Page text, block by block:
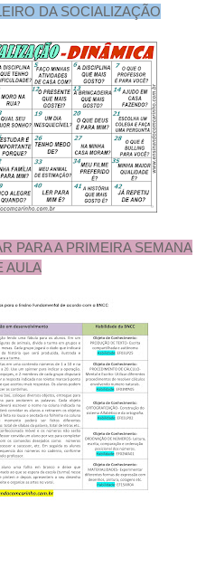
DA SOCIALIZAÇÃO
PARA A PRIMEIRA SEMANA
AULA